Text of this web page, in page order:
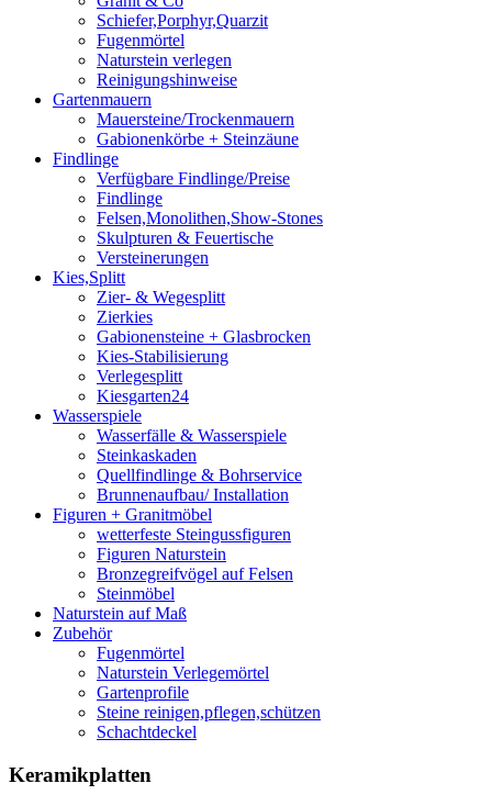
Schiefer,Porphyr,Quarzit
Fugenmörtel
Naturstein verlegen
Reinigungshinweise
Gartenmauern
Mauersteine/Trockenmauern
Gabionenkörbe + Steinzäune
Findlinge
Verfügbare Findlinge/Preise
Findlinge
Felsen,Monolithen,Show-Stones
Skulpturen & Feuertische
Versteinerungen
Kies,Splitt
Zier- & Wegesplitt
Zierkies
Gabionensteine + Glasbrocken
Kies-Stabilisierung
Verlegesplitt
Kiesgarten24
Wasserspiele
Wasserfälle & Wasserspiele
Steinkaskaden
Quellfindlinge & Bohrservice
Brunnenaufbau/ Installation
Figuren + Granitmöbel
wetterfeste Steingussfiguren
Figuren Naturstein
Bronzegreifvögel auf Felsen
Steinmöbel
Naturstein auf Maß
Zubehör
Fugenmörtel
Naturstein Verlegemörtel
Gartenprofile
Steine reinigen,pflegen,schützen
Schachtdeckel
Keramikplatten